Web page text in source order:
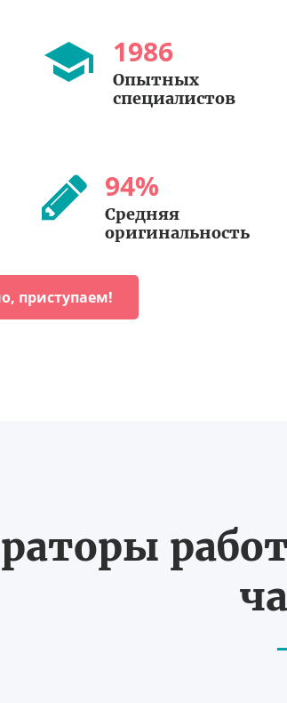
1986
Опытных
специалистов
94%
Средняя
оригинальность
приступаем!